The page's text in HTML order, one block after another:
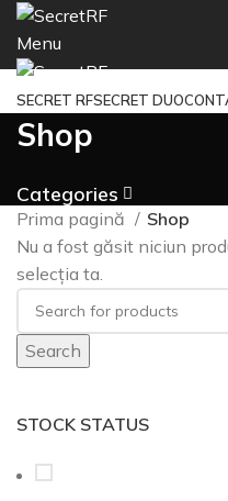
Menu
SECRET RFSECRET DUO
Shop
Categories
STOCK STATUS
Prima pagină
Shop
Nu a fost găsit niciun
selecția ta.
Search